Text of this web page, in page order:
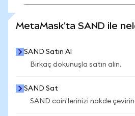
MetaMask'ta SAND ile
SAND Satın Al
Birkaç dokunuşla satın alın.
SAND Sat
SAND coin'lerinizi nakde